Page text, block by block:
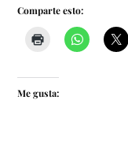
Comparte esto:
Me gusta: